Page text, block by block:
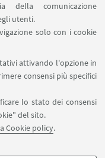
della comunicazione
utenti.
solo con i cookie
attivando l'opzione in
consensi più specifici
lo stato dei consensi
del sito.
Cookie policy.
SU: